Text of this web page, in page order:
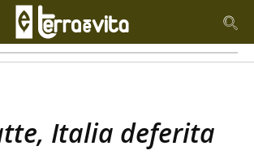
Italia deferita